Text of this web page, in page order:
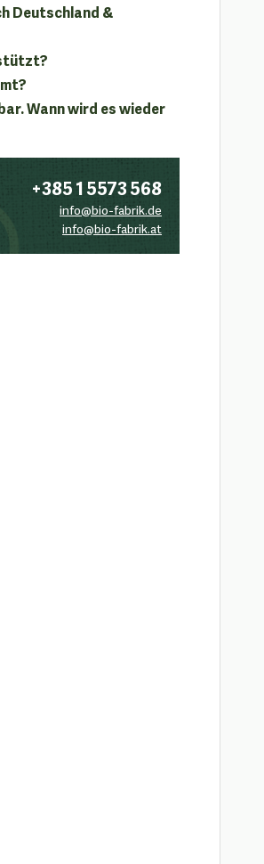
Deutschland &
Wann wird es wieder
+385 1 5573 568
info@bio-fabrik.de
info@bio-fabrik.at